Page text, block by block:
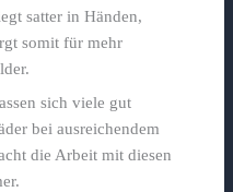
satter in Händen,
somit für mehr
sich viele gut
bei ausreichendem
die Arbeit mit diesen